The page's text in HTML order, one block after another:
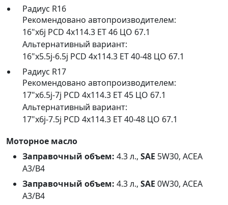
Радиус R16
Рекомендовано автопроизводителем:
16"x6j PCD 4x114.3 ET 46 ЦО 67.1
Альтернативный вариант:
16"x5.5j-6.5j PCD 4x114.3 ET 40-48 ЦО 67.1
Радиус R17
Рекомендовано автопроизводителем:
17"x6.5j-7j PCD 4x114.3 ET 45 ЦО 67.1
Альтернативный вариант:
17"x6j-7.5j PCD 4x114.3 ET 40-48 ЦО 67.1
Моторное масло
Заправочный объем: 4.3 л., SAE 5W30, ACEA
A3/B4
Заправочный объем: 4.3 л., SAE 0W30, ACEA
A3/B4